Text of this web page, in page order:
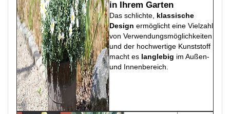
in Ihrem Garten
Das schlichte, klassische
Design ermöglicht eine Vielzahl
von Verwendungsmöglichkeiten
und der hochwertige Kunststoff
macht es langlebig im Außen-
und Innenbereich.